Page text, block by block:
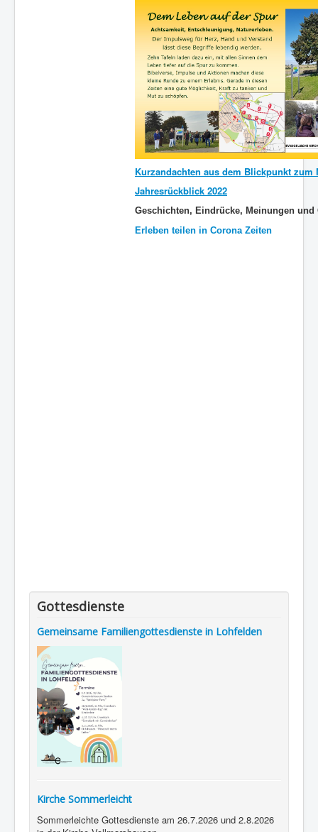
Kurzandachten aus dem Blickpunkt zum
Jahresrückblick 2022
Geschichten, Eindrücke, Meinungen und
Erleben teilen in Corona Zeiten
Gottesdienste
Gemeinsame Familiengottesdienste in Lohfelden
Kirche Sommerleicht
Sommerleichte Gottesdienste am 26.7.2026 und 2.8.2026